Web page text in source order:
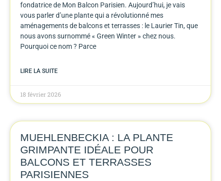
fondatrice de Mon Balcon Parisien. Aujourd’hui, je vais
vous parler d’une plante qui a révolutionné mes
aménagements de balcons et terrasses : le Laurier Tin, que
nous avons surnommé « Green Winter » chez nous.
Pourquoi ce nom ? Parce
LIRE LA SUITE
18 février 2026
MUEHLENBECKIA : LA PLANTE
GRIMPANTE IDÉALE POUR
BALCONS ET TERRASSES
PARISIENNES